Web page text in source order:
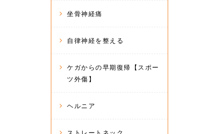
坐骨神経痛
自律神経を整える
ケガからの早期復帰【スポー
ツ外傷】
ヘルニア